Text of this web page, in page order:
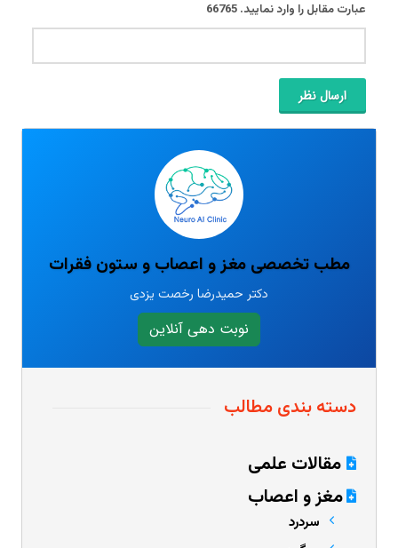
عبارت مقابل را وارد نمایید. 66765
ارسال نظر
مطب تخصصی مغز و اعصاب و ستون فقرات
دکتر حمیدرضا رخصت یزدی
نوبت دهی آنلاین
دسته بندی مطالب
مقالات علمی
مغز و اعصاب
سردرد